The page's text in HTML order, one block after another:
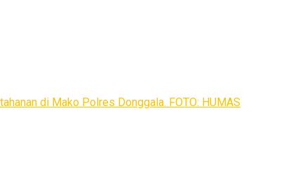
di Mako Polres Donggala. FOTO: HUMAS